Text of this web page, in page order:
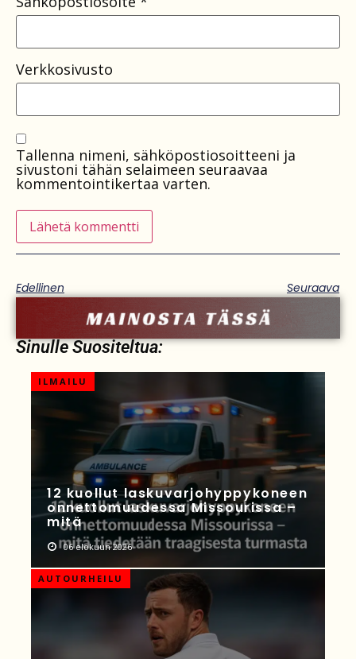
Verkkosivusto
Tallenna nimeni, sähköpostiosoitteeni ja
sivustoni tähän selaimeen seuraavaa
kommentointikertaa varten.
Edellinen Seuraava
Sinulle Suositeltua:
ILMAILU
12 kuollut laskuvarjohyppykoneen
onnettomuudessa Missourissa –
mitä
06 elokuun 2026
AUTOURHEILU